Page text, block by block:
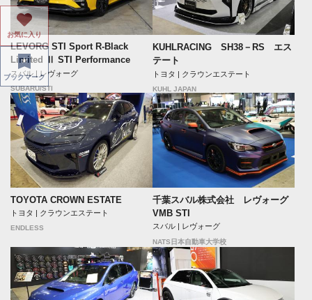
LEVORG STI Sport R-Black
Limited Ⅱ STI Performance
スバル | レヴォーグ
SUBARU/STI
KUHLRACING SH38－RS エス
テート
トヨタ | クラウンエステート
KUHL JAPAN
TOYOTA CROWN ESTATE
トヨタ | クラウンエステート
ENDLESS
千葉スバル株式会社 レヴォーグ
VMB STI
スバル | レヴォーグ
NATS日本自動車大学校
お気に入り
ブックマーク